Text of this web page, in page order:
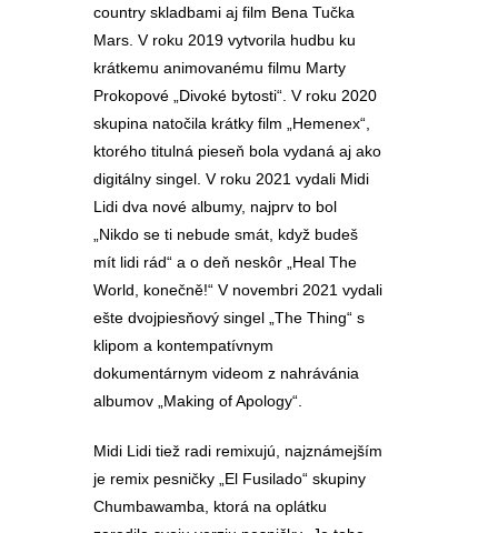
country skladbami aj film Bena Tučka
Mars. V roku 2019 vytvorila hudbu ku
krátkemu animovanému filmu Marty
Prokopové „Divoké bytosti“. V roku 2020
skupina natočila krátky film „Hemenex“,
ktorého titulná pieseň bola vydaná aj ako
digitálny singel. V roku 2021 vydali Midi
Lidi dva nové albumy, najprv to bol
„Nikdo se ti nebude smát, když budeš
mít lidi rád“ a o deň neskôr „Heal The
World, konečně!“ V novembri 2021 vydali
ešte dvojpiesňový singel „The Thing“ s
klipom a kontempatívnym
dokumentárnym videom z nahrávánia
albumov „Making of Apology“.
Midi Lidi tiež radi remixujú, najznámejším
je remix pesničky „El Fusilado“ skupiny
Chumbawamba, ktorá na oplátku